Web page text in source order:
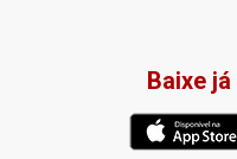
Baixe já